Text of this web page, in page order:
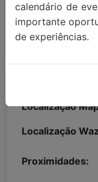
Localização
Localização
Proximidades:
calendário de
importante
de experiências.